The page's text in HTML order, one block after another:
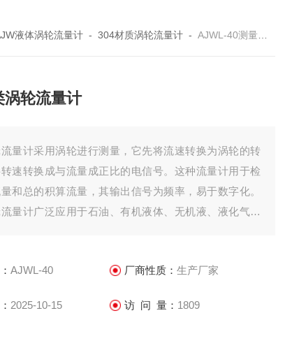
液体涡轮流量计 -304材质涡轮流量计 -AJWL-40测量醇类涡轮流量计
涡轮流量计
量计采用涡轮进行测量，它先将流速转换为涡轮的转
速转换成与流量成正比的电信号。这种流量计用于检
和总的积算流量，其输出信号为频率，易于数字化。
量计广泛应用于石油、有机液体、无机液、液化气、
AJWL-40 厂商性质： 生产厂家
2025-10-15 访 问 量： 1809